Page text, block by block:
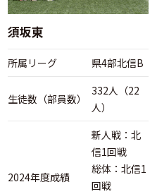
須坂東
所属リーグ 県4部北信B
生徒数（部員数）
332人（22
人）
2024年度成績
新人戦：北
信1回戦
総体：北信1
回戦